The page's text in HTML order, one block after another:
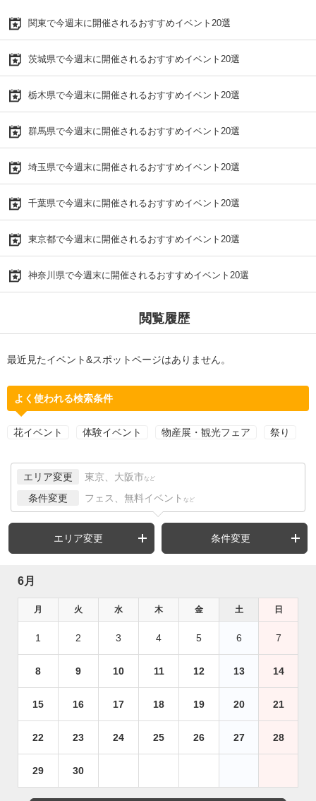
関東で今週末に開催されるおすすめイベント20選
茨城県で今週末に開催されるおすすめイベント20選
栃木県で今週末に開催されるおすすめイベント20選
群馬県で今週末に開催されるおすすめイベント20選
埼玉県で今週末に開催されるおすすめイベント20選
千葉県で今週末に開催されるおすすめイベント20選
東京都で今週末に開催されるおすすめイベント20選
神奈川県で今週末に開催されるおすすめイベント20選
閲覧履歴
最近見たイベント&スポットページはありません。
よく使われる検索条件
花イベント 体験イベント 物産展・観光フェア 祭り
エリア変更 東京、大阪市 など
条件変更 フェス、無料イベント など
エリア変更 条件変更
6月
月 火 水 木 金 土 日
1 2 3 4 5 6 7
8 9 10 11 12 13 14
15 16 17 18 19 20 21
22 23 24 25 26 27 28
29 30